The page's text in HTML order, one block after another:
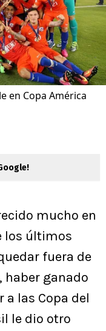
en Copa América
mucho en
los últimos
fuera de
ganado
a las Copa del
le dio otro